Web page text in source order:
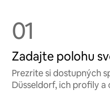
01
Zadajte polohu
Prezrite si dostupných
Düsseldorf, ich profily